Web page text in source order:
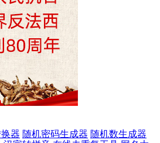
器 随机密码生成器 随机数生成器